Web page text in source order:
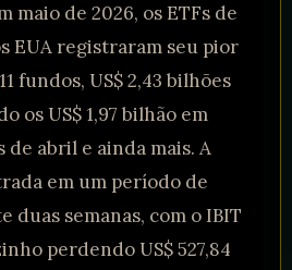
maio de 2026, os ETFs de
EUA registraram seu pior
fundos, US$ 2,43 bilhões
os US$ 1,97 bilhão em
abril e ainda mais. A
em um período de
duas semanas, com o IBIT
perdendo US$ 527,84